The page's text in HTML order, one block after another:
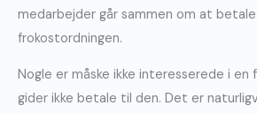
medarbejder går sammen om at
frokostordningen.
Nogle er måske ikke interesserede i en
gider ikke betale til den. Det er